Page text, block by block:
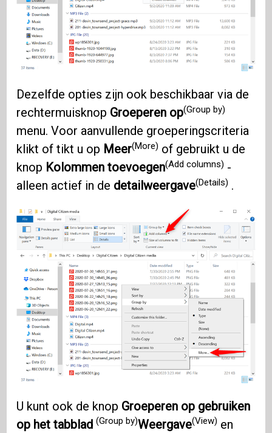
Dezelfde opties zijn ook beschikbaar via de
rechtermuisknop Groeperen op(Group by)
menu. Voor aanvullende groeperingscriteria
klikt of tikt u op Meer(More) of gebruikt u de
knop Kolommen toevoegen(Add columns) -
alleen actief in de detailweergave(Details) .
U kunt ook de knop Groeperen op gebruiken
op het tabblad(Group by)Weergave(View) en